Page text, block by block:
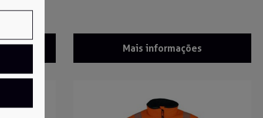
Mais informações